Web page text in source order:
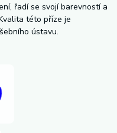
řadí se svojí barevností a
této příze je
ústavu.